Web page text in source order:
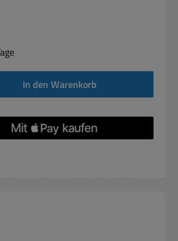
ein oder benutze die Schaltflächen um die
In den Warenkorb